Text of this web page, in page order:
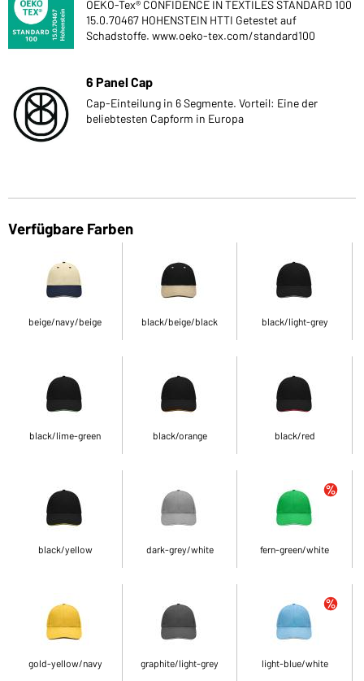
OEKO-Tex® CONFIDENCE IN TEXTILES STANDARD 100
15.0.70467 HOHENSTEIN HTTI Getestet auf
Schadstoffe. www.oeko-tex.com/standard100
6 Panel Cap
Cap-Einteilung in 6 Segmente. Vorteil: Eine der
beliebtesten Capform in Europa
Verfügbare Farben
beige/navy/beige black/beige/black black/light-grey
black/lime-green black/orange black/red
black/yellow dark-grey/white fern-green/white
gold-yellow/navy graphite/light-grey light-blue/white